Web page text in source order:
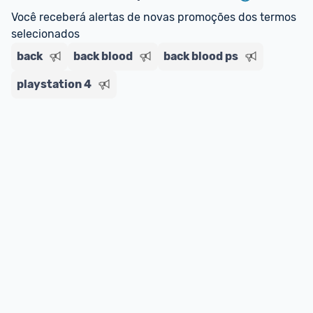
Você receberá alertas de novas promoções dos termos
selecionados
back
back blood back blood ps
playstation 4